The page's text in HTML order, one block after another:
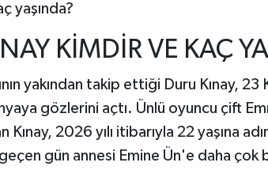
yaşında?
KİMDİR VE KAÇ
yakından takip ettiği Duru Kınay,
gözlerini açtı. Ünlü oyuncu çift
Kınay, 2026 yılı itibarıyla 22 yaşına
gün annesi Emine Ün'e daha çok